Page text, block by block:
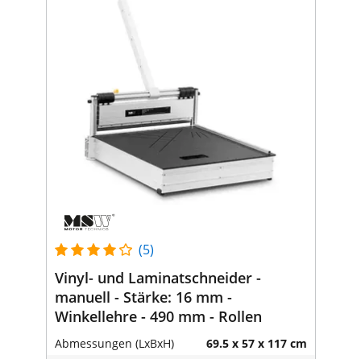
(5)
Vinyl- und Laminatschneider -
manuell - Stärke: 16 mm -
Winkellehre - 490 mm - Rollen
Abmessungen (LxBxH) 69.5 x 57 x 117 cm